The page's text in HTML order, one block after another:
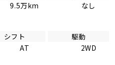
9.5万km
なし
シフト
AT
駆動
2WD